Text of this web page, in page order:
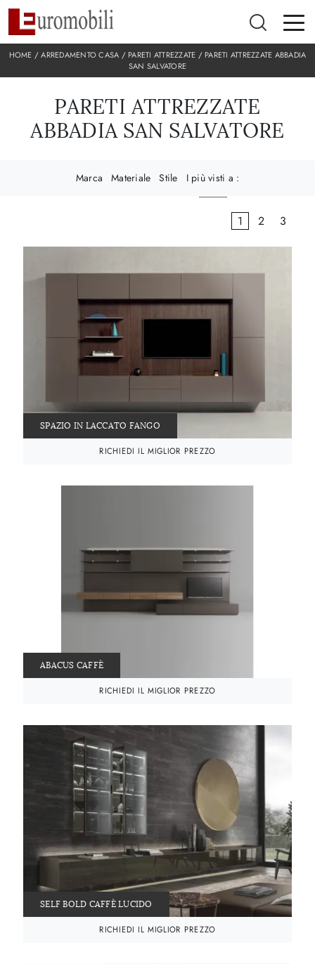
HOME /ARREDAMENTO CASA / PARETI ATTREZZATE / PARETI ATTREZZATE ABBADIA
SAN SALVATORE
PARETI ATTREZZATE
ABBADIA SAN SALVATORE
Marca Materiale Stile I più visti a :
1 2 3
SPAZIO IN LACCATO FANGO
RICHIEDI IL MIGLIOR PREZZO
ABACUS CAFFÈ
RICHIEDI IL MIGLIOR PREZZO
SELF BOLD CAFFÈ LUCIDO
RICHIEDI IL MIGLIOR PREZZO